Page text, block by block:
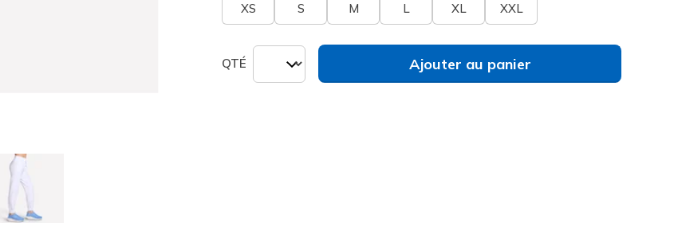
XS S M L XL XXL
QTÉ Ajouter au panier